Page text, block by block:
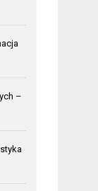
–